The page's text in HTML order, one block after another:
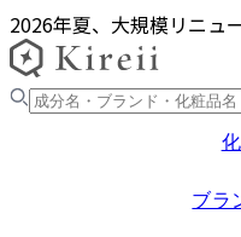
2026年夏、大規模リニュ
ブラ